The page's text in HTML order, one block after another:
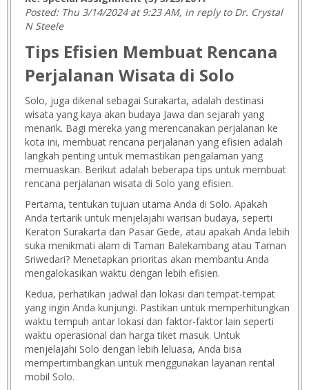
Posted: Thu 3/14/2024 at 9:23 AM, in reply to Dr. Crystal
N Steele
Tips Efisien Membuat Rencana
Perjalanan Wisata di Solo
Solo, juga dikenal sebagai Surakarta, adalah destinasi
wisata yang kaya akan budaya Jawa dan sejarah yang
menarik. Bagi mereka yang merencanakan perjalanan ke
kota ini, membuat rencana perjalanan yang efisien adalah
langkah penting untuk memastikan pengalaman yang
memuaskan. Berikut adalah beberapa tips untuk membuat
rencana perjalanan wisata di Solo yang efisien.
Pertama, tentukan tujuan utama Anda di Solo. Apakah
Anda tertarik untuk menjelajahi warisan budaya, seperti
Keraton Surakarta dan Pasar Gede, atau apakah Anda lebih
suka menikmati alam di Taman Balekambang atau Taman
Sriwedari? Menetapkan prioritas akan membantu Anda
mengalokasikan waktu dengan lebih efisien.
Kedua, perhatikan jadwal dan lokasi dari tempat-tempat
yang ingin Anda kunjungi. Pastikan untuk memperhitungkan
waktu tempuh antar lokasi dan faktor-faktor lain seperti
waktu operasional dan harga tiket masuk. Untuk
menjelajahi Solo dengan lebih leluasa, Anda bisa
mempertimbangkan untuk menggunakan layanan rental
mobil Solo.